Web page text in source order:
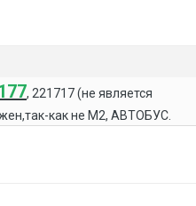
, 221717 (не является
как не М2, АВТОБУС.